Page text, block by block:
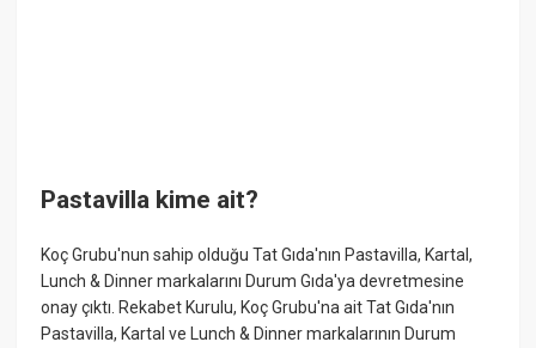
Pastavilla kime ait?
Koç Grubu'nun sahip olduğu Tat Gıda'nın Pastavilla, Kartal,
Lunch & Dinner markalarını Durum Gıda'ya devretmesine
onay çıktı. Rekabet Kurulu, Koç Grubu'na ait Tat Gıda'nın
Pastavilla, Kartal ve Lunch & Dinner markalarının Durum